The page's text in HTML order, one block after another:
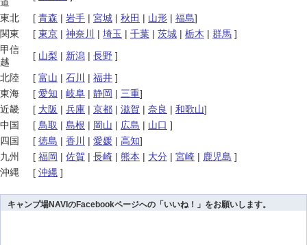
東北
[ 青森 | 岩手 | 宮城 | 秋田 | 山形 | 福島]
関東
[ 東京 | 神奈川 | 埼玉 | 千葉 | 茨城 | 栃木 | 群馬 ]
甲信
越
[ 山梨 | 新潟 | 長野 ]
北陸
[ 富山 | 石川 | 福井 ]
東海
[ 愛知 | 岐阜 | 静岡 | 三重]
近畿
[ 大阪 | 兵庫 | 京都 | 滋賀 | 奈良 | 和歌山]
中国
[ 鳥取 | 島根 | 岡山 | 広島 | 山口 ]
四国
[ 徳島 | 香川 | 愛媛 | 高知]
九州
[ 福岡 | 佐賀 | 長崎 | 熊本 | 大分 | 宮崎 | 鹿児島 ]
沖縄
[ 沖縄 ]
キャンプ場NAVIのFacebookページへの「いいね！」をお願いします。